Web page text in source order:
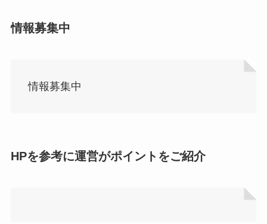
情報募集中
情報募集中
HPを参考に運営がポイントをご紹介